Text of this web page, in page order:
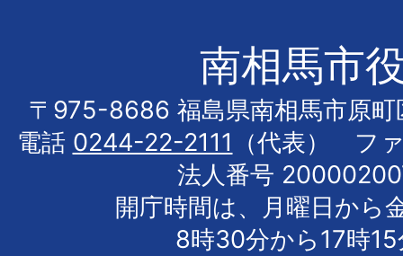
南相馬市
〒975-8686 福島県南相馬市原町
電話 0244-22-2111
（代表） フ
法人番号
開庁時間は、月曜日から
8時30分から17時